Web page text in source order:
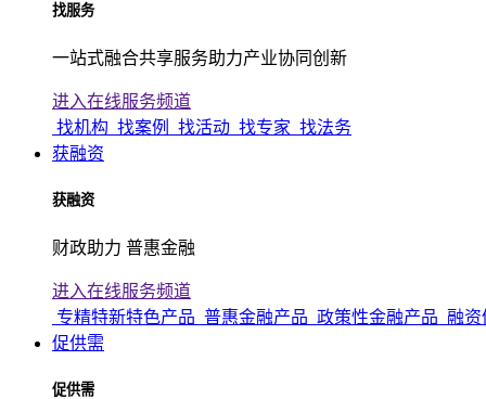
找服务
一站式融合共享服务助力产业协同创新
进入在线服务频道
找机构 找案例 找活动 找专家 找法务
获融资
获融资
财政助力 普惠金融
进入在线服务频道
专精特新特色产品 普惠金融产品 政策性金融产品 融资
促供需
促供需